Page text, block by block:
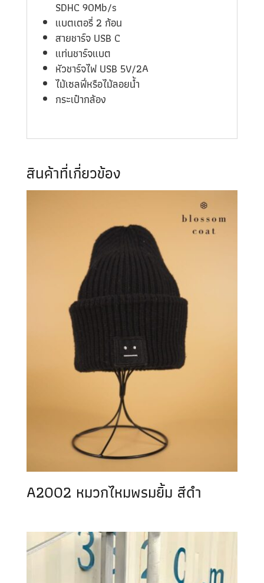
SDHC 90Mb/s
แบตเตอรี่ 2 ก้อน
สายชาร์จ USB C
แท่นชาร์จแบต
หัวชาร์จไฟ USB 5V/2A
ไม้เซลฟี่หรือไม้ลอยน้ำ
กระเป๋ากล้อง
สินค้าที่เกี่ยวข้อง
A2002 หมวกไหมพรมยิ้ม สีดำ